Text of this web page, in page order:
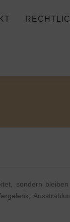
sondern bleiben